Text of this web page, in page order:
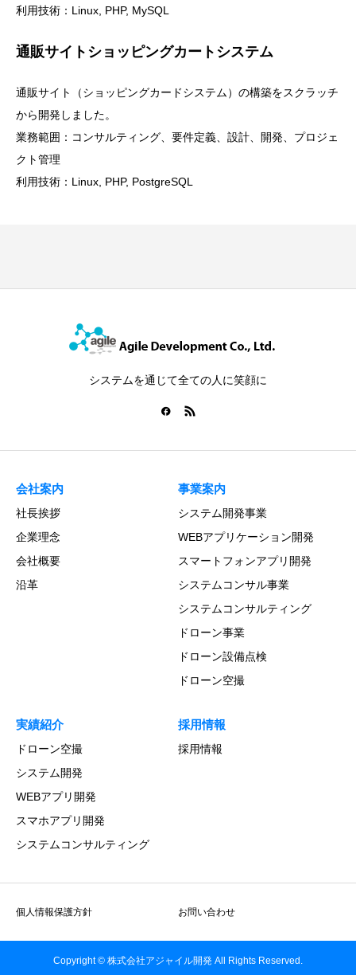
利用技術：Linux, PHP, MySQL
通販サイトショッピングカートシステム
通販サイト（ショッピングカードシステム）の構築をスクラッチ
から開発しました。
業務範囲：コンサルティング、要件定義、設計、開発、プロジェ
クト管理
利用技術：Linux, PHP, PostgreSQL
システムを通じて全ての人に笑顔に
会社案内
社長挨拶
企業理念
会社概要
沿革
事業案内
システム開発事業
WEBアプリケーション開発
スマートフォンアプリ開発
システムコンサル事業
システムコンサルティング
ドローン事業
ドローン設備点検
ドローン空撮
実績紹介
ドローン空撮
システム開発
WEBアプリ開発
スマホアプリ開発
システムコンサルティング
採用情報
採用情報
個人情報保護方針 お問い合わせ
Copyright © 株式会社アジャイル開発 All Rights Reserved.